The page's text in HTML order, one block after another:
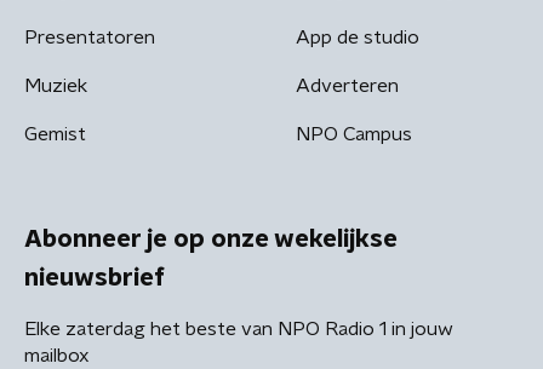
Presentatoren
Muziek
Gemist
App de studio
Adverteren
NPO Campus
Abonneer je op onze wekelijkse
nieuwsbrief
Elke zaterdag het beste van NPO Radio 1 in jouw
mailbox